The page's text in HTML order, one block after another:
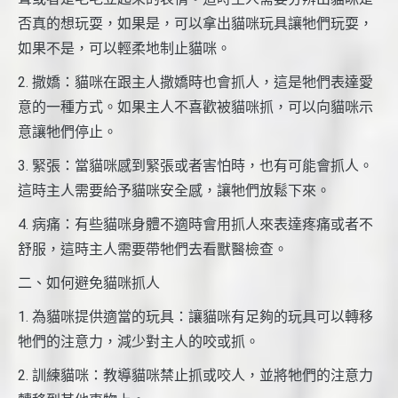
否真的想玩耍，如果是，可以拿出貓咪玩具讓牠們玩耍，
如果不是，可以輕柔地制止貓咪。
2. 撒嬌：貓咪在跟主人撒嬌時也會抓人，這是牠們表達愛
意的一種方式。如果主人不喜歡被貓咪抓，可以向貓咪示
意讓牠們停止。
3. 緊張：當貓咪感到緊張或者害怕時，也有可能會抓人。
這時主人需要給予貓咪安全感，讓牠們放鬆下來。
4. 病痛：有些貓咪身體不適時會用抓人來表達疼痛或者不
舒服，這時主人需要帶牠們去看獸醫檢查。
二、如何避免貓咪抓人
1. 為貓咪提供適當的玩具：讓貓咪有足夠的玩具可以轉移
牠們的注意力，減少對主人的咬或抓。
2. 訓練貓咪：教導貓咪禁止抓或咬人，並將牠們的注意力